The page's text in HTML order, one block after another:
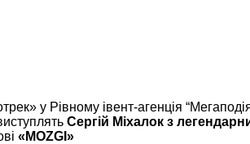
у Рівному івент-агенція
Сергій Міхалок з
«MOZGI»